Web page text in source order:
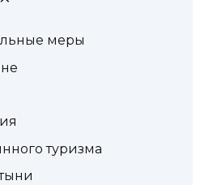
меры
туризма